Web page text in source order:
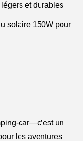
et durables
solaire 150W pour
car—c’est un
les aventures